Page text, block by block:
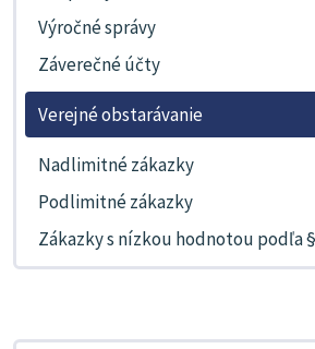
Výročné správy
Záverečné účty
Verejné obstarávanie
Nadlimitné zákazky
Podlimitné zákazky
Zákazky s nízkou hodnotou podľa